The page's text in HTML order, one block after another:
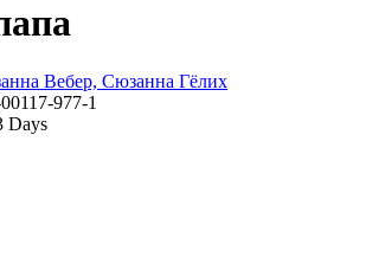
Вебер, Сюзанна Гёлих
977-1
Days